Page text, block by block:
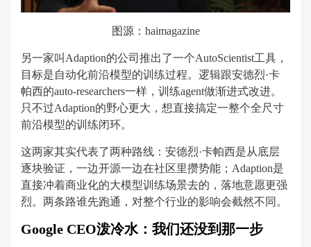
图源：haimagazine
另一家叫Adaption的公司推出了一个AutoScientist工具，
目标是自动化前沿模型的训练过程。逻辑跟‌安德烈·卡
帕西的auto-researchers一样，训练agent做渐进式改进。
只不过Adaption的野心更大，想直接搞定一整个全尺寸
前沿模型的训练闭环。
这两家其实代表了两种路线：‌安德烈·卡帕西是从底层
逐块验证，一边开源一边在社区里攒势能；Adaption是
直接冲着商业化的大模型训练场景去的，落地意愿更强
烈。两条路谁先跑通，对整个行业的影响会截然不同。
Google CEO泼冷水：我们还没到那一步